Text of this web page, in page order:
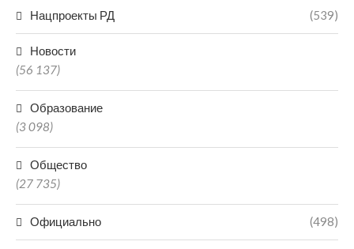
Нацпроекты РД (539)
Новости
(56 137)
Образование
(3 098)
Общество
(27 735)
Официально (498)